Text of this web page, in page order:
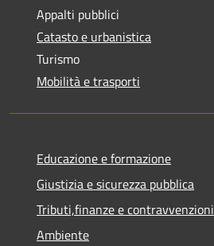
Appalti pubblici
Catasto e urbanistica
Turismo
Mobilità e trasporti
Educazione e formazione
Giustizia e sicurezza pubblica
Tributi,finanze e contravvenzioni
Ambiente